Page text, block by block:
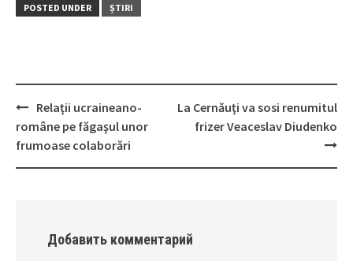
POSTED UNDER ȘTIRI
Post
navigation
Relaţii ucraineano-
române pe făgaşul unor
frumoase colaborări
La Cernăuţi va sosi renumitul
frizer Veaceslav Diudenko
Добавить комментарий